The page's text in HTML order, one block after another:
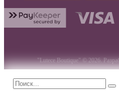
"Lutece Boutique" © 2026.